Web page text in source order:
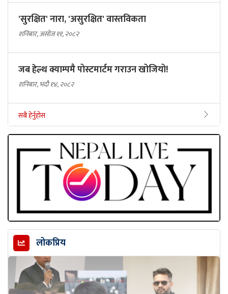
'सुरक्षित' नारा, 'असुरक्षित' वास्तविकता
शनिबार, असोज ११, २०८२
जब हेल्थ क्याम्पमै पोस्टमार्टम गराउन खोजियो!
शनिबार, भदौ १४, २०८२
सबै हेर्नुहोस
लोकप्रिय